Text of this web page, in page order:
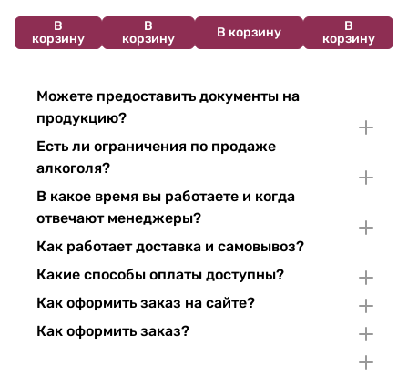
В
корзину
В
корзину
В корзину
В
корзину
Можете предоставить документы на
продукцию?
Есть ли ограничения по продаже
алкоголя?
В какое время вы работаете и когда
отвечают менеджеры?
Как работает доставка и самовывоз?
Какие способы оплаты доступны?
Как оформить заказ на сайте?
Как оформить заказ?